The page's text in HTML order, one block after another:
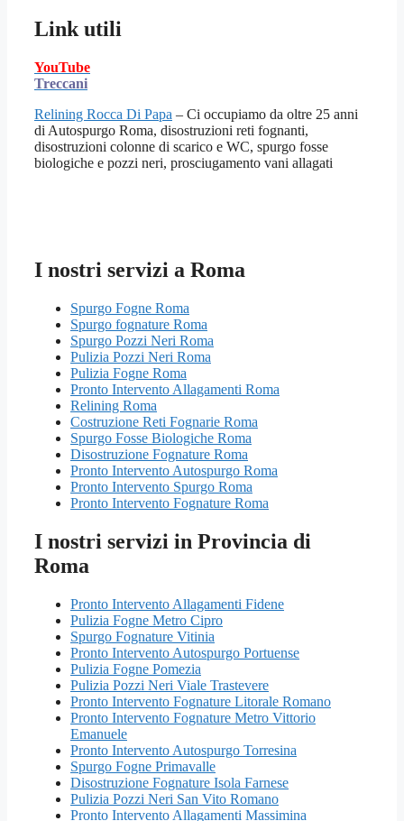
Link utili
YouTube
Treccani
Relining Rocca Di Papa – Ci occupiamo da oltre 25 anni
di Autospurgo Roma, disostruzioni reti fognanti,
disostruzioni colonne di scarico e WC, spurgo fosse
biologiche e pozzi neri, prosciugamento vani allagati
I nostri servizi a Roma
Spurgo Fogne Roma
Spurgo fognature Roma
Spurgo Pozzi Neri Roma
Pulizia Pozzi Neri Roma
Pulizia Fogne Roma
Pronto Intervento Allagamenti Roma
Relining Roma
Costruzione Reti Fognarie Roma
Spurgo Fosse Biologiche Roma
Disostruzione Fognature Roma
Pronto Intervento Autospurgo Roma
Pronto Intervento Spurgo Roma
Pronto Intervento Fognature Roma
I nostri servizi in Provincia di
Roma
Pronto Intervento Allagamenti Fidene
Pulizia Fogne Metro Cipro
Spurgo Fognature Vitinia
Pronto Intervento Autospurgo Portuense
Pulizia Fogne Pomezia
Pulizia Pozzi Neri Viale Trastevere
Pronto Intervento Fognature Litorale Romano
Pronto Intervento Fognature Metro Vittorio
Emanuele
Pronto Intervento Autospurgo Torresina
Spurgo Fogne Primavalle
Disostruzione Fognature Isola Farnese
Pulizia Pozzi Neri San Vito Romano
Pronto Intervento Allagamenti Massimina